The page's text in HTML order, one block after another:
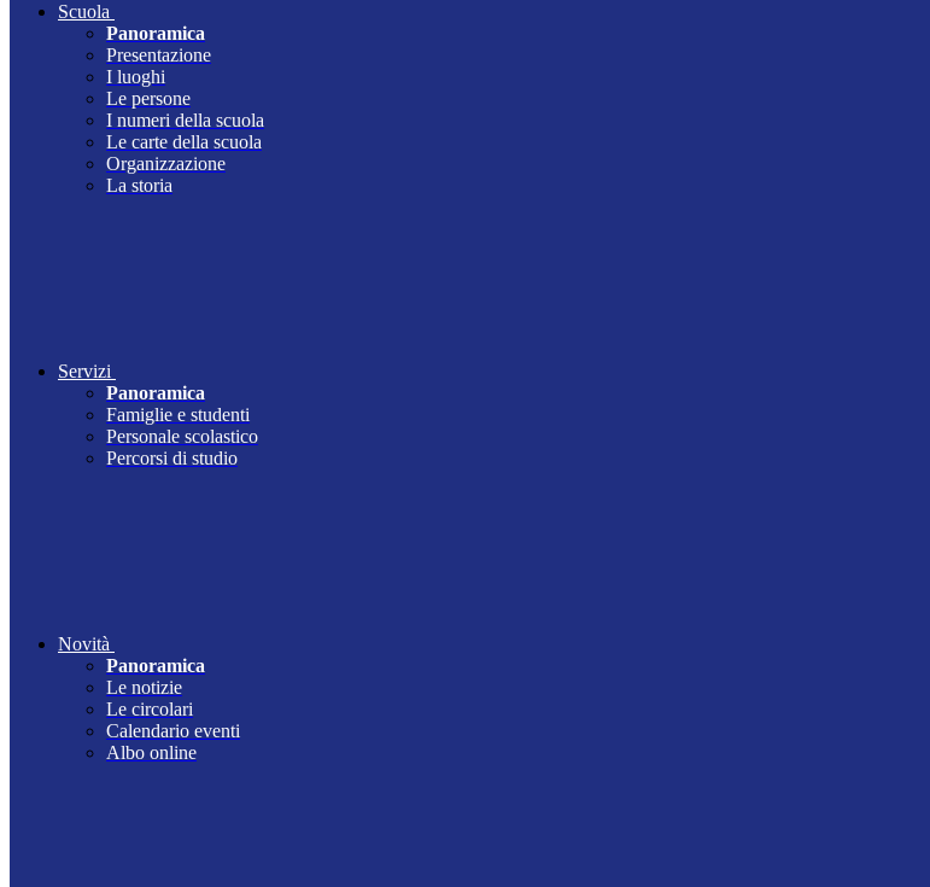
Scuola
Panoramica
Presentazione
I luoghi
Le persone
I numeri della scuola
Le carte della scuola
Organizzazione
La storia
Servizi
Panoramica
Famiglie e studenti
Personale scolastico
Percorsi di studio
Novità
Panoramica
Le notizie
Le circolari
Calendario eventi
Albo online